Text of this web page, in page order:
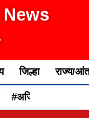
जिल्हा राज्य/
#अजित पवार